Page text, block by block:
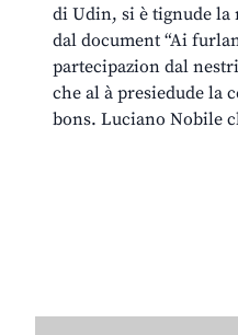
di Udin, si è tignude la
dal document “Ai
partecipazion dal
che al à presiedude la
bons. Luciano Nobile